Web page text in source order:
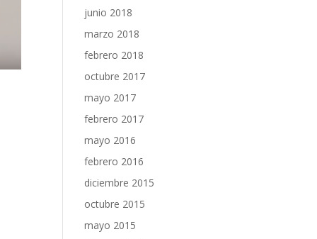
junio 2018
marzo 2018
febrero 2018
octubre 2017
mayo 2017
febrero 2017
mayo 2016
febrero 2016
diciembre 2015
octubre 2015
mayo 2015